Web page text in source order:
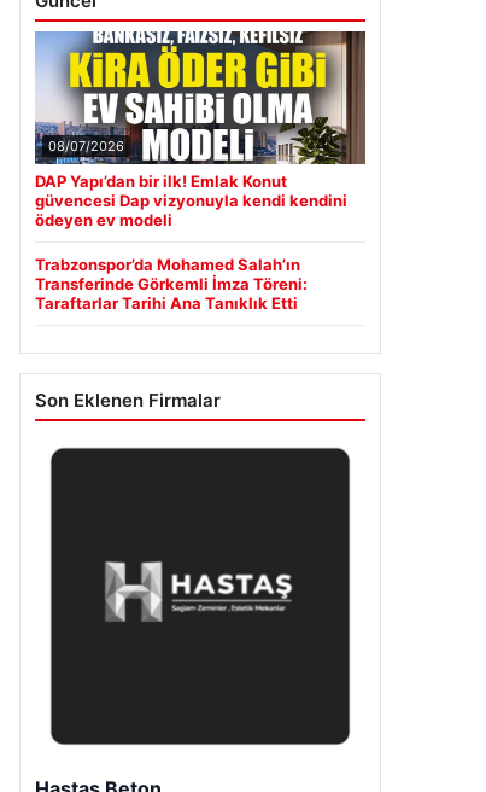
08/07/2026
DAP Yapı’dan bir ilk! Emlak Konut
güvencesi Dap vizyonuyla kendi kendini
ödeyen ev modeli
Trabzonspor’da Mohamed Salah’ın
Transferinde Görkemli İmza Töreni:
Taraftarlar Tarihi Ana Tanıklık Etti
Son Eklenen Firmalar